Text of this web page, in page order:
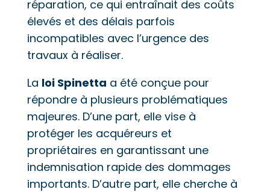
réparation, ce qui entraînait des coûts
élevés et des délais parfois
incompatibles avec l’urgence des
travaux à réaliser.
La loi Spinetta a été conçue pour
répondre à plusieurs problématiques
majeures. D’une part, elle vise à
protéger les acquéreurs et
propriétaires en garantissant une
indemnisation rapide des dommages
importants. D’autre part, elle cherche à